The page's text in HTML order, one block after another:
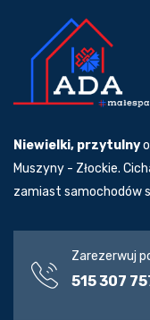
Niewielki, przytulny
Muszyny - Złockie.
zamiast samochodów
Zarezerwuj
515 307